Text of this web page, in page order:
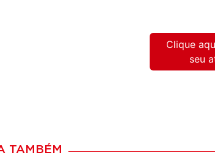
Clique
seu
TAMBÉM